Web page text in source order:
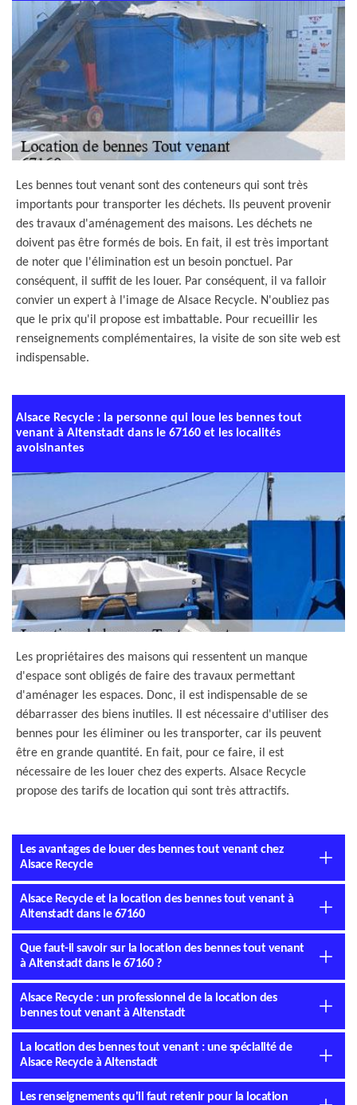
Les bennes tout venant sont des conteneurs qui sont très
importants pour transporter les déchets. Ils peuvent provenir
des travaux d'aménagement des maisons. Les déchets ne
doivent pas être formés de bois. En fait, il est très important
de noter que l'élimination est un besoin ponctuel. Par
conséquent, il suffit de les louer. Par conséquent, il va falloir
convier un expert à l'image de Alsace Recycle. N'oubliez pas
que le prix qu'il propose est imbattable. Pour recueillir les
renseignements complémentaires, la visite de son site web est
indispensable.
Alsace Recycle : la personne qui loue les bennes tout
venant à Altenstadt dans le 67160 et les localités
avoisinantes
Les propriétaires des maisons qui ressentent un manque
d'espace sont obligés de faire des travaux permettant
d'aménager les espaces. Donc, il est indispensable de se
débarrasser des biens inutiles. Il est nécessaire d'utiliser des
bennes pour les éliminer ou les transporter, car ils peuvent
être en grande quantité. En fait, pour ce faire, il est
nécessaire de les louer chez des experts. Alsace Recycle
propose des tarifs de location qui sont très attractifs.
Les avantages de louer des bennes tout venant chez
Alsace Recycle
Alsace Recycle et la location des bennes tout venant à
Altenstadt dans le 67160
Que faut-il savoir sur la location des bennes tout venant
à Altenstadt dans le 67160 ?
Alsace Recycle : un professionnel de la location des
bennes tout venant à Altenstadt
La location des bennes tout venant : une spécialité de
Alsace Recycle à Altenstadt
Les renseignements qu'il faut retenir pour la location